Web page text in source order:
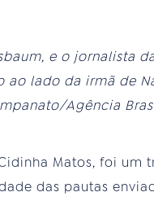
e o jornalista
lado da irmã de
Agência
Matos, foi um
das pautas